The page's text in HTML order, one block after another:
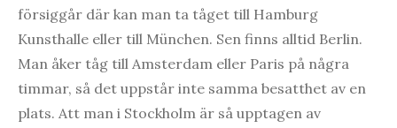
försiggår där kan man ta tåget till Hamburg
Kunsthalle eller till München. Sen finns alltid Berlin.
Man åker tåg till Amsterdam eller Paris på några
timmar, så det uppstår inte samma besatthet av en
plats. Att man i Stockholm är så upptagen av